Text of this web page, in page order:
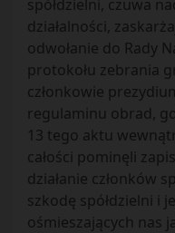
spółdzielni, czuwa
działalności,
odwołanie do Rady
protokołu zebrania
członkowie
regulaminu obrad,
13 tego aktu
całości pominęli
działanie członków
szkodę spółdzielni i
ośmieszających nas